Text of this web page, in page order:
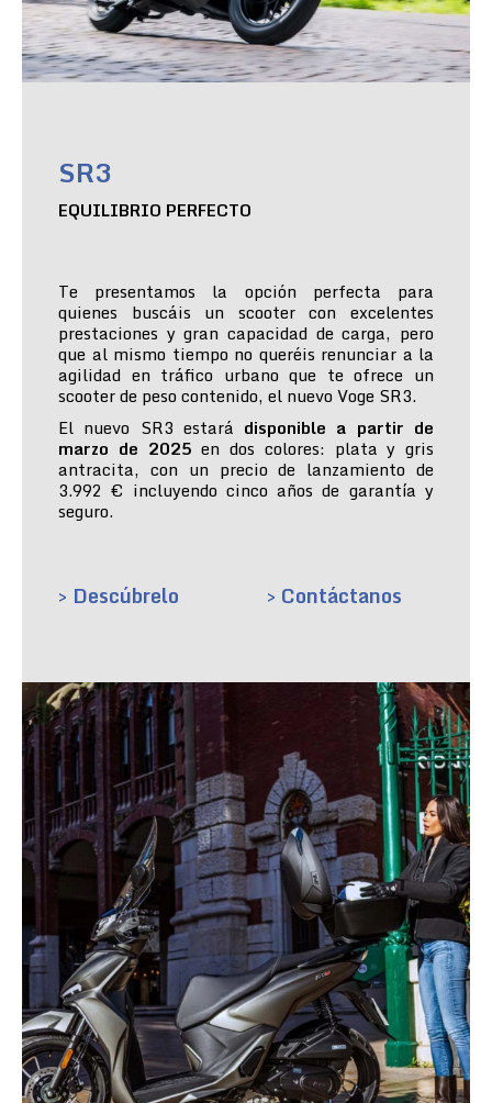
SR3
EQUILIBRIO PERFECTO
Te presentamos la opción perfecta para
quienes buscáis un scooter con excelentes
prestaciones y gran capacidad de carga, pero
que al mismo tiempo no queréis renunciar a la
agilidad en tráfico urbano que te ofrece un
scooter de peso contenido, el nuevo Voge SR3.
El nuevo SR3 estará disponible a partir de
marzo de 2025 en dos colores: plata y gris
antracita, con un precio de lanzamiento de
3.992 € incluyendo cinco años de garantía y
seguro.
> Descúbrelo > Contáctanos